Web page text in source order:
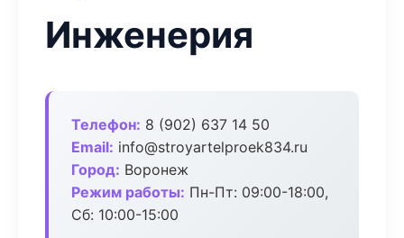
Инженерия
Телефон: 8 (902) 637 14 50
Email: info@stroyartelproek834.ru
Город: Воронеж
Режим работы: Пн-Пт: 09:00-18:00,
Сб: 10:00-15:00